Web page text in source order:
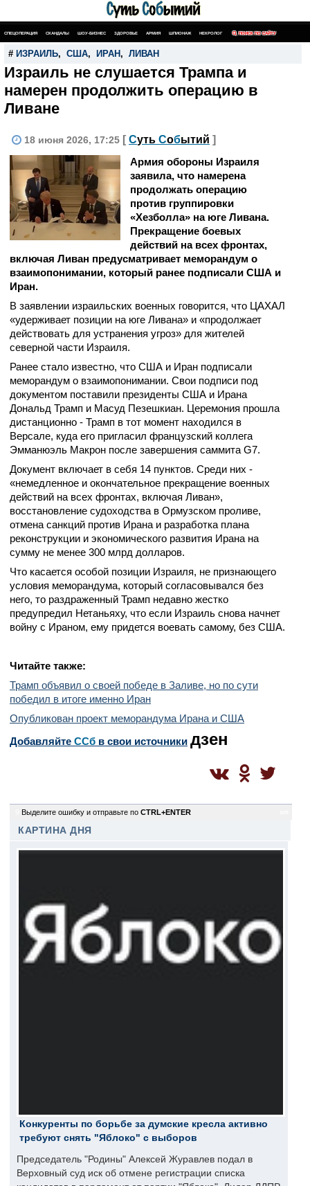
СПЕЦОПЕРАЦИЯ СКАНДАЛЫ ШОУ-БИЗНЕС ЗДОРОВЬЕ АРМИЯ ШПИОНАЖ НЕКРОЛОГ ПОИСК ПО САЙТУ
# ИЗРАИЛЬ, США, ИРАН , ЛИВАН
Израиль не слушается Трампа и
намерен продолжить операцию в
Ливане
18 июня 2026, 17:25 [ Суть Событий ]
Армия обороны Израиля
заявила, что намерена
продолжать операцию
против группировки
«Хезболла» на юге Ливана.
Прекращение боевых
действий на всех фронтах,
включая Ливан предусматривает меморандум о
взаимопонимании, который ранее подписали США и
Иран.
В заявлении израильских военных говорится, что ЦАХАЛ
«удерживает позиции на юге Ливана» и «продолжает
действовать для устранения угроз» для жителей
северной части Израиля.
Ранее стало известно, что США и Иран подписали
меморандум о взаимопонимании. Свои подписи под
документом поставили президенты США и Ирана
Дональд Трамп и Масуд Пезешкиан. Церемония прошла
дистанционно - Трамп в тот момент находился в
Версале, куда его пригласил французский коллега
Эмманюэль Макрон после завершения саммита G7.
Документ включает в себя 14 пунктов. Среди них -
«немедленное и окончательное прекращение военных
действий на всех фронтах, включая Ливан»,
восстановление судоходства в Ормузском проливе,
отмена санкций против Ирана и разработка плана
реконструкции и экономического развития Ирана на
сумму не менее 300 млрд долларов.
Что касается особой позиции Израиля, не признающего
условия меморандума, который согласовывался без
него, то раздраженный Трамп недавно жестко
предупредил Нетаньяху, что если Израиль снова начнет
войну с Ираном, ему придется воевать самому, без США.
Читайте также:
Трамп объявил о своей победе в Заливе, но по сути
победил в итоге именно Иран
Опубликован проект меморандума Ирана и США
Добавляйте CСб в свои источники дзен
Выделите ошибку и отправьте по CTRL+ENTER
КАРТИНА ДНЯ
Конкуренты по борьбе за думские кресла активно
требуют снять "Яблоко" с выборов
Председатель "Родины" Алексей Журавлев подал в
Верховный суд иск об отмене регистрации списка